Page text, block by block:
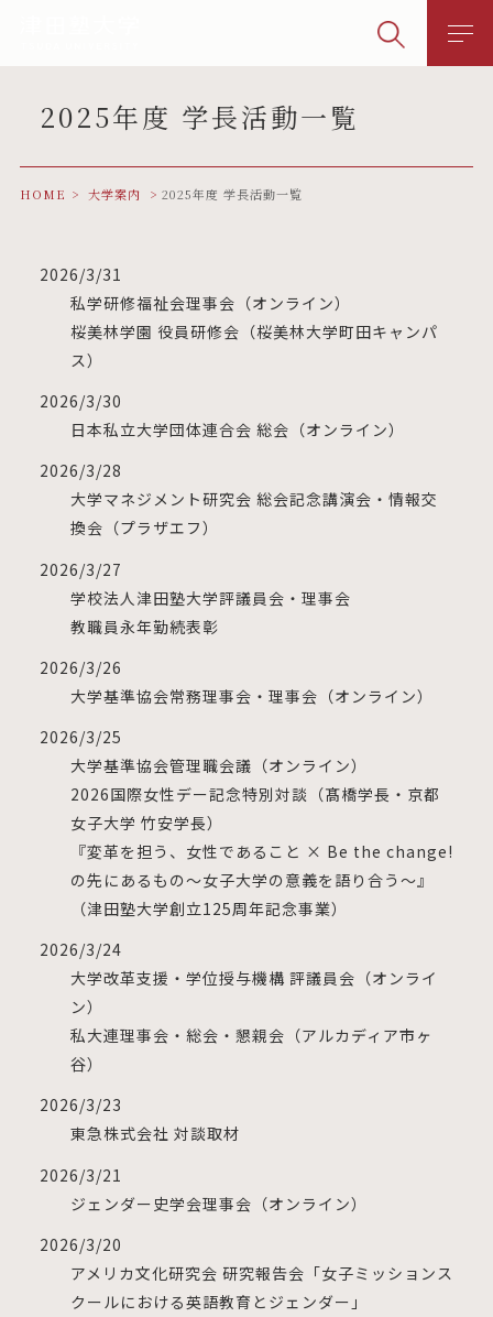
2025年度 学長活動一覧
HOME 大学案内 2025年度 学長活動一覧
2026/3/31
私学研修福祉会理事会（オンライン）
桜美林学園 役員研修会（桜美林大学町田キャンパ
ス）
2026/3/30
日本私立大学団体連合会 総会（オンライン）
2026/3/28
大学マネジメント研究会 総会記念講演会・情報交
換会（プラザエフ）
2026/3/27
学校法人津田塾大学評議員会・理事会
教職員永年勤続表彰
2026/3/26
大学基準協会常務理事会・理事会（オンライン）
2026/3/25
大学基準協会管理職会議（オンライン）
2026国際女性デー記念特別対談（髙橋学長・京都
女子大学 竹安学長）
『変革を担う、女性であること × Be the change!
の先にあるもの～女子大学の意義を語り合う～』
（津田塾大学創立125周年記念事業）
2026/3/24
大学改革支援・学位授与機構 評議員会（オンライ
ン）
私大連理事会・総会・懇親会（アルカディア市ヶ
谷）
2026/3/23
東急株式会社 対談取材
2026/3/21
ジェンダー史学会理事会（オンライン）
2026/3/20
アメリカ文化研究会 研究報告会「女子ミッションス
クールにおける英語教育とジェンダー」